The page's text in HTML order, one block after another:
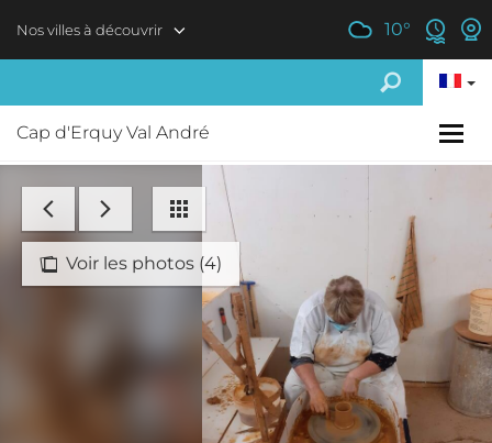
Nos villes à découvrir 10°
Cap d'Erquy Val André
Voir les photos (4)